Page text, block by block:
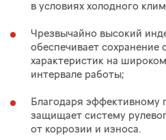
в условиях холодного
Чрезвычайно высокий
обеспечивает сохранение
характеристик на
интервале работы;
Благодаря эффективному
защищает систему
от коррозии и износа.